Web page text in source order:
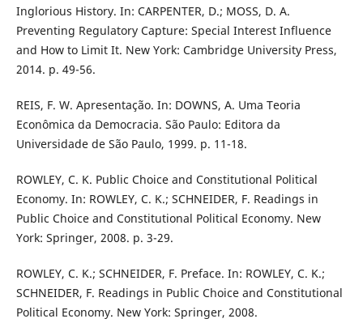
Inglorious History. In: CARPENTER, D.; MOSS, D. A.
Preventing Regulatory Capture: Special Interest Influence
and How to Limit It. New York: Cambridge University Press,
2014. p. 49-56.
REIS, F. W. Apresentação. In: DOWNS, A. Uma Teoria
Econômica da Democracia. São Paulo: Editora da
Universidade de São Paulo, 1999. p. 11-18.
ROWLEY, C. K. Public Choice and Constitutional Political
Economy. In: ROWLEY, C. K.; SCHNEIDER, F. Readings in
Public Choice and Constitutional Political Economy. New
York: Springer, 2008. p. 3-29.
ROWLEY, C. K.; SCHNEIDER, F. Preface. In: ROWLEY, C. K.;
SCHNEIDER, F. Readings in Public Choice and Constitutional
Political Economy. New York: Springer, 2008.